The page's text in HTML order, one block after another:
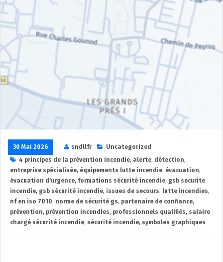
30 Mai 2026 sndllfr
Uncategorized
4 principes de la prévention incendie, alerte, détection,
entreprise spécialisée, équipements lutte incendie, évacuation,
évacuation d'urgence, formations sécurité incendie, gsb securite
incendie, gsb sécurité incendie, issues de secours, lutte incendies,
nf en iso 7010, norme de sécurité gs, partenaire de confiance,
prévention, prévention incendies, professionnels qualifiés, salaire
chargé sécurité incendie, sécurité incendie, symboles graphiques